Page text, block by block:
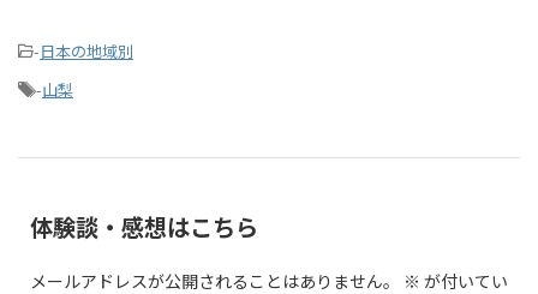
-日本の地域別
-山梨
体験談・感想はこちら
メールアドレスが公開されることはありません。 ※ が付いてい